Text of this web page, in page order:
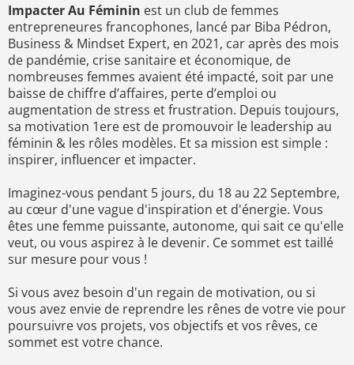
Impacter Au Féminin est un club de femmes
entrepreneures francophones, lancé par Biba Pédron,
Business & Mindset Expert, en 2021, car après des mois
de pandémie, crise sanitaire et économique, de
nombreuses femmes avaient été impacté, soit par une
baisse de chiffre d’affaires, perte d’emploi ou
augmentation de stress et frustration. Depuis toujours,
sa motivation 1ere est de promouvoir le leadership au
féminin & les rôles modèles. Et sa mission est simple :
inspirer, influencer et impacter.
Imaginez-vous pendant 5 jours, du 18 au 22 Septembre,
au cœur d'une vague d'inspiration et d'énergie. Vous
êtes une femme puissante, autonome, qui sait ce qu'elle
veut, ou vous aspirez à le devenir. Ce sommet est taillé
sur mesure pour vous !
Si vous avez besoin d'un regain de motivation, ou si
vous avez envie de reprendre les rênes de votre vie pour
poursuivre vos projets, vos objectifs et vos rêves, ce
sommet est votre chance.